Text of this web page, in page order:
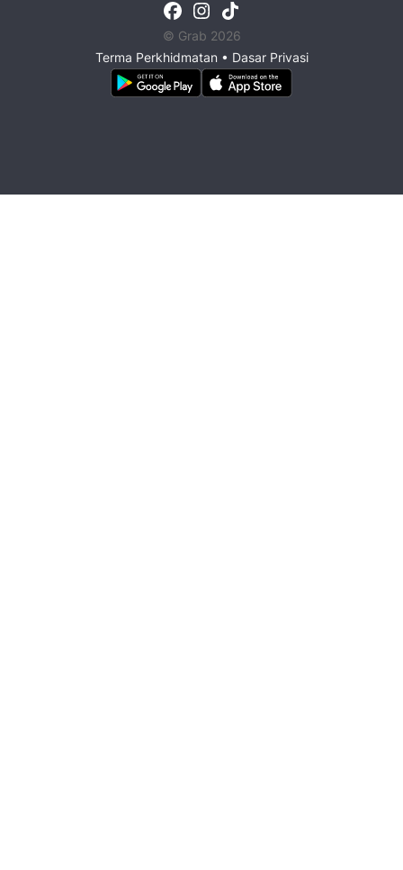
© Grab 2026
Terma Perkhidmatan• Dasar Privasi